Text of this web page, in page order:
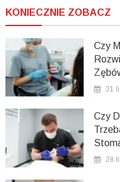
KONIECZNIE ZOBACZ
Czy
31
Czy
28